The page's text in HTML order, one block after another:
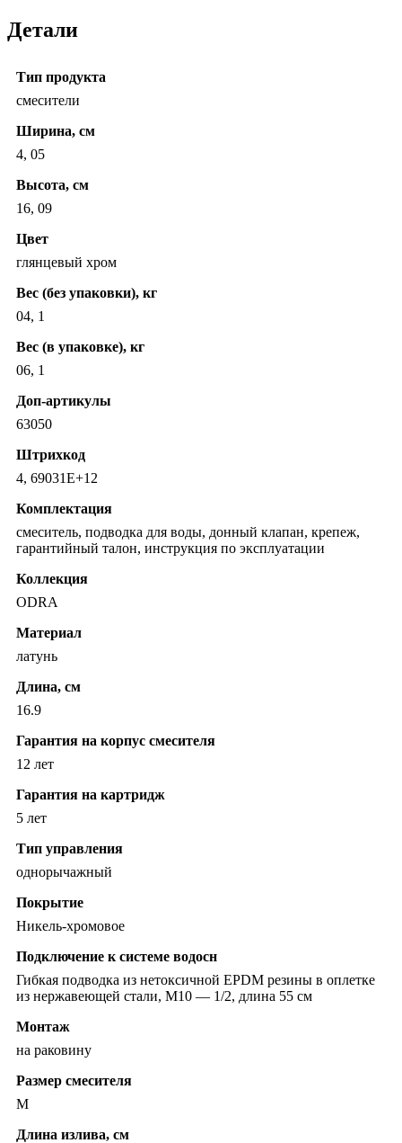
клик-
клак
Детали
Тип продукта
смесители
Ширина, см
4, 05
Высота, см
16, 09
Цвет
глянцевый хром
Вес (без упаковки), кг
04, 1
Вес (в упаковке), кг
06, 1
Доп-артикулы
63050
Штрихкод
4, 69031E+12
Комплектация
смеситель, подводка для воды, донный клапан, крепеж,
гарантийный талон, инструкция по эксплуатации
Коллекция
ODRA
Материал
латунь
Длина, см
16.9
Гарантия на корпус смесителя
12 лет
Гарантия на картридж
5 лет
Тип управления
однорычажный
Покрытие
Никель-хромовое
Подключение к системе водосн
Гибкая подводка из нетоксичной EPDM резины в оплетке
из нержавеющей стали, М10 — 1/2, длина 55 см
Монтаж
на раковину
Размер смесителя
M
Длина излива, см